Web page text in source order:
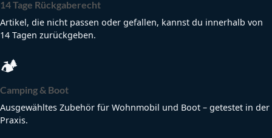
14 Tage Rückgaberecht
Artikel, die nicht passen oder gefallen, kannst du innerhalb von
14 Tagen zurückgeben.
🏕
Camping & Boot
Ausgewähltes Zubehör für Wohnmobil und Boot – getestet in der
Praxis.